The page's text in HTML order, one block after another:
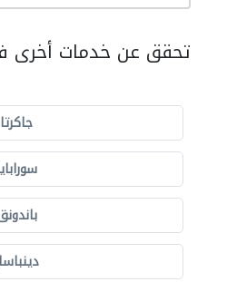
تحقق عن خدمات أخرى
جاكرتا